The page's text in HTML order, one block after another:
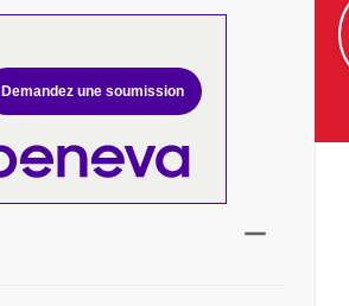
Demandez une soumission